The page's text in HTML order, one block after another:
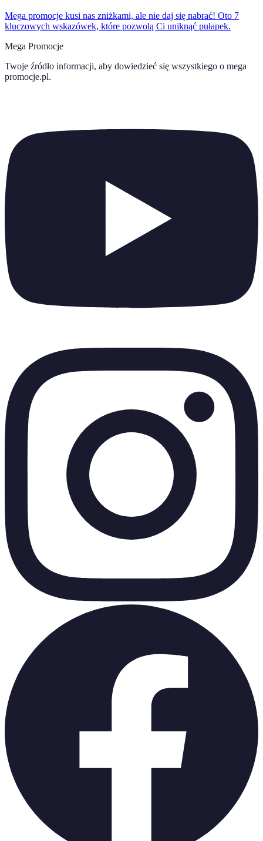
Mega promocje kusi nas zniżkami, ale nie daj się nabrać! Oto 7
kluczowych wskazówek, które pozwolą Ci uniknąć pułapek.
Mega Promocje
Twoje źródło informacji, aby dowiedzieć się wszystkiego o mega
promocje.pl.